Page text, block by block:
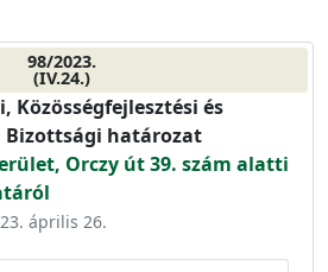
98/2023.
(IV.24.)
Közösségfejlesztési és
Bizottsági határozat
Orczy út 39. szám alatti
április 26.